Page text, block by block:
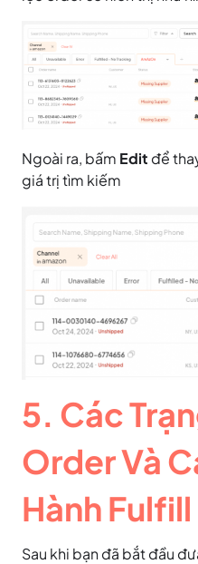
Ngoài ra, bấm Edit để
giá trị tìm kiếm
5. Các
Order Và
Hành
Sau khi bạn đã bắt đầu